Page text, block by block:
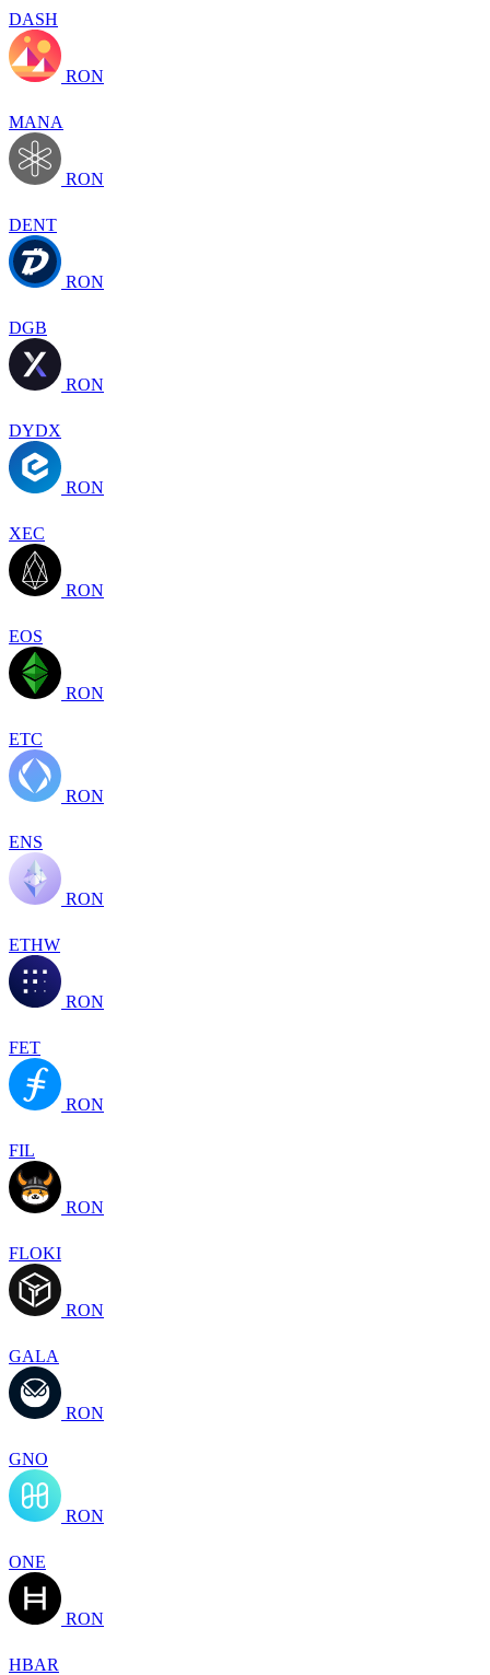
DASH
RON
MANA
RON
DENT
RON
DGB
RON
DYDX
RON
XEC
RON
EOS
RON
ETC
RON
ENS
RON
ETHW
RON
FET
RON
FIL
RON
FLOKI
RON
GALA
RON
GNO
RON
ONE
RON
HBAR